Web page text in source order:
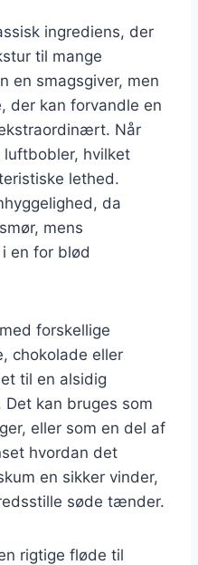
ingrediens, der
til mange
en smagsgiver, men
der kan forvandle en
Når
hvilket
lethed.
da
mens
en for blød
forskellige
chokolade eller
til en alsidig
kan bruges som
eller som en del af
hvordan det
en sikker vinder,
søde tænder.
rigtige fløde til